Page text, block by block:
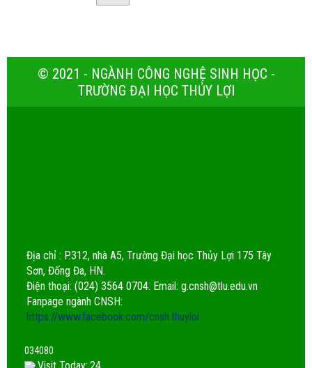
© 2021 - NGÀNH CÔNG NGHỆ SINH HỌC -
TRƯỜNG ĐẠI HỌC THỦY LỢI
Địa chỉ : P.312, nhà A5, Trường Đại học Thủy Lợi 175 Tây
Sơn, Đống Đa, HN.
Điện thoại: (024) 3564 0704. Email: g.cnsh@tlu.edu.vn
Fanpage ngành CNSH:
https://www.facebook.com/cnsh.thuyloi
034080